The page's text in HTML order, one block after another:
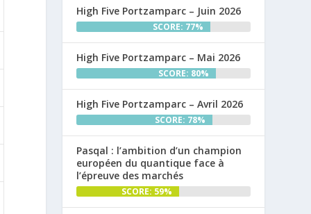
High Five Portzamparc – Juin 2026
SCORE: 77%
High Five Portzamparc – Mai 2026
SCORE: 80%
High Five Portzamparc – Avril 2026
SCORE: 78%
Pasqal : l’ambition d’un champion
européen du quantique face à
l’épreuve des marchés
SCORE: 59%